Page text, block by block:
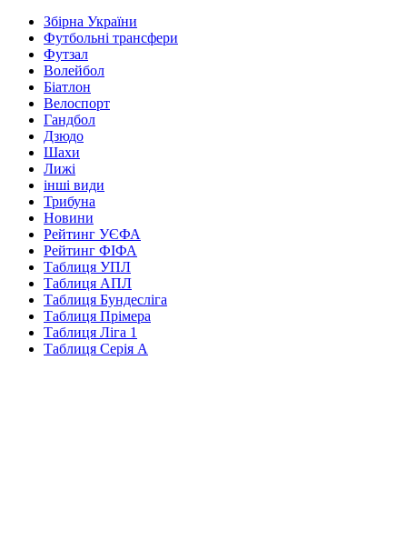
Збірна України
Футбольні трансфери
Футзал
Волейбол
Біатлон
Велоспорт
Гандбол
Дзюдо
Шахи
Лижі
інші види
Трибуна
Новини
Рейтинг УЄФА
Рейтинг ФІФА
Таблиця УПЛ
Таблиця АПЛ
Таблиця Бундесліга
Таблиця Прімера
Таблиця Ліга 1
Таблиця Серія А